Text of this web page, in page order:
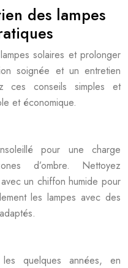
des lampes
solaires et prolonger
soignée et un entretien
ces conseils simples et
et économique.
pour une charge
d’ombre. Nettoyez
un chiffon humide pour
les lampes avec des
quelques années, en